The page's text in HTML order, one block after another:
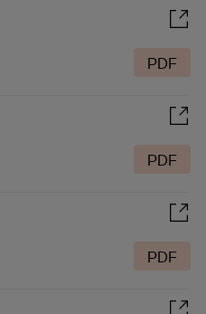
PDF
PDF
PDF